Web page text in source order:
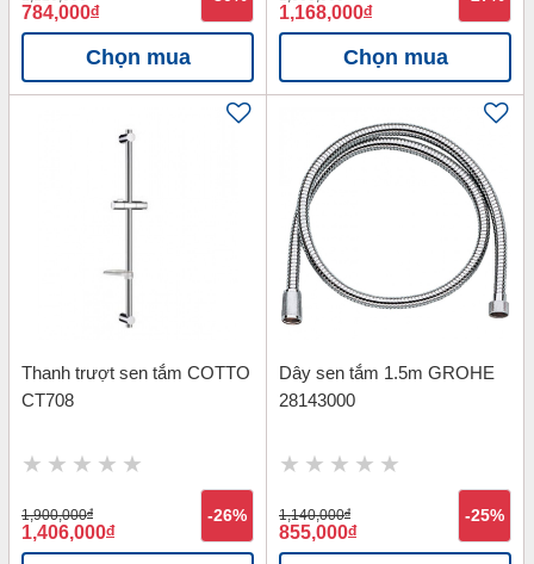
784,000đ
Chọn mua
1,168,000đ
Chọn mua
Thanh trượt sen tắm COTTO
CT708
1,900,000đ
1,406,000đ
-26%
Dây sen tắm 1.5m GROHE
28143000
1,140,000đ
855,000đ
-25%